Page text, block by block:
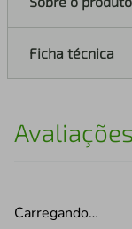
Ficha técnica
Avaliações
Carregando…